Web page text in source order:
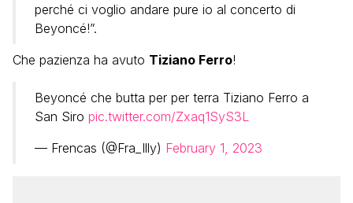
perché ci voglio andare pure io al concerto di
Beyoncé!”.
Che pazienza ha avuto Tiziano Ferro!
Beyoncé che butta per per terra Tiziano Ferro a
San Siro pic.twitter.com/Zxaq1SyS3L
— Frencas (@Fra_Illy) February 1, 2023